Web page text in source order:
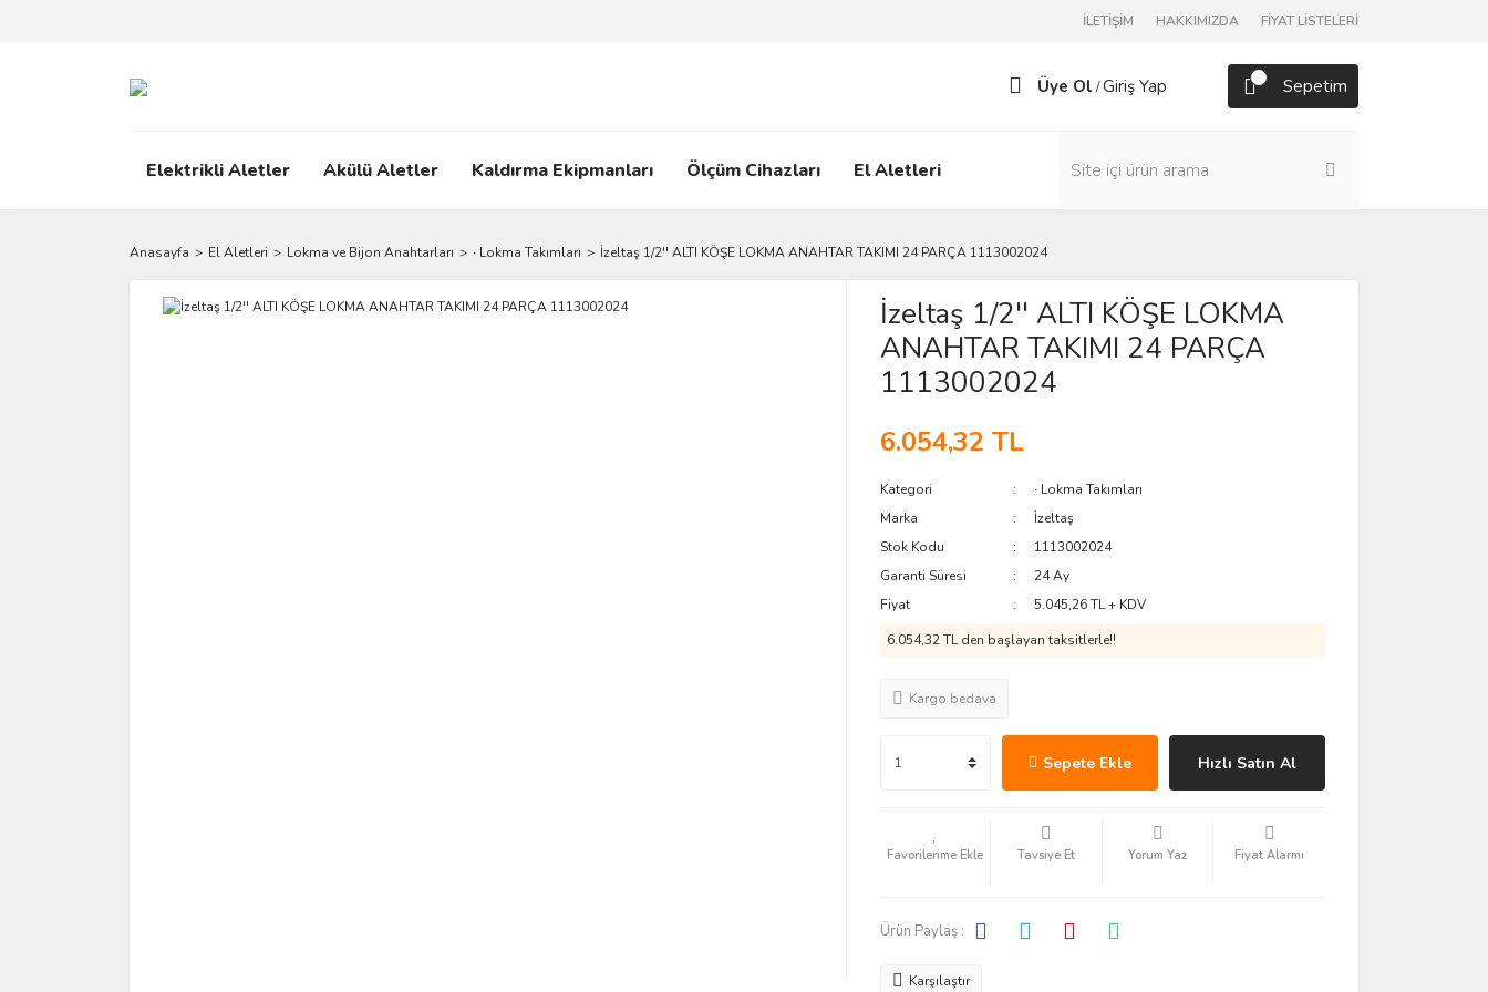
İLETİŞİM HAKKIMIZDA FİYAT LİSTELERİ
Üye Ol /Giriş Yap Sepetim
Elektrikli Aletler Akülü Aletler Kaldırma Ekipmanları Ölçüm Cihazları El Aletleri
Anasayfa El Aletleri Lokma ve Bijon Anahtarları ∙ Lokma Takımları İzeltaş 1/2'' ALTI KÖŞE LOKMA ANAHTAR TAKIMI 24 PARÇA 1113002024
İzeltaş 1/2'' ALTI KÖŞE LOKMA
ANAHTAR TAKIMI 24 PARÇA
1113002024
6.054,32 TL
Kategori
∙ Lokma Takımları
Marka
İzeltaş
Stok Kodu
1113002024
Garanti Süresi
24 Ay
Fiyat
5.045,26 TL + KDV
6.054,32 TL den başlayan taksitlerle!!
Kargo bedava
Sepete Ekle Hızlı Satın Al
Tavsiye Et Yorum Yaz Fiyat Alarmı
Ürün Paylaş :
Karşılaştır